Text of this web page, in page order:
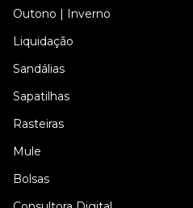
Outono | Inverno
Liquidação
Sandálias
Sapatilhas
Rasteiras
Mule
Bolsas